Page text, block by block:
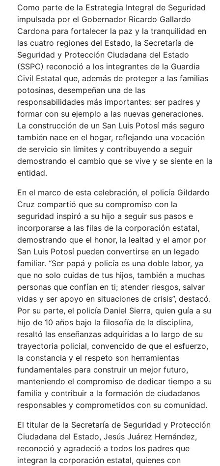
Como parte de la Estrategia Integral de Seguridad
impulsada por el Gobernador Ricardo Gallardo
Cardona para fortalecer la paz y la tranquilidad en
las cuatro regiones del Estado, la Secretaría de
Seguridad y Protección Ciudadana del Estado
(SSPC) reconoció a los integrantes de la Guardia
Civil Estatal que, además de proteger a las familias
potosinas, desempeñan una de las
responsabilidades más importantes: ser padres y
formar con su ejemplo a las nuevas generaciones.
La construcción de un San Luis Potosí más seguro
también nace en el hogar, reflejando una vocación
de servicio sin límites y contribuyendo a seguir
demostrando el cambio que se vive y se siente en la
entidad.
En el marco de esta celebración, el policía Gildardo
Cruz compartió que su compromiso con la
seguridad inspiró a su hijo a seguir sus pasos e
incorporarse a las filas de la corporación estatal,
demostrando que el honor, la lealtad y el amor por
San Luis Potosí pueden convertirse en un legado
familiar. “Ser papá y policía es una doble labor, ya
que no solo cuidas de tus hijos, también a muchas
personas que confían en ti; atender riesgos, salvar
vidas y ser apoyo en situaciones de crisis”, destacó.
Por su parte, el policía Daniel Sierra, quien guía a su
hijo de 10 años bajo la filosofía de la disciplina,
resaltó las enseñanzas adquiridas a lo largo de su
trayectoria policial, convencido de que el esfuerzo,
la constancia y el respeto son herramientas
fundamentales para construir un mejor futuro,
manteniendo el compromiso de dedicar tiempo a su
familia y contribuir a la formación de ciudadanos
responsables y comprometidos con su comunidad.
El titular de la Secretaría de Seguridad y Protección
Ciudadana del Estado, Jesús Juárez Hernández,
reconoció y agradeció a todos los padres que
integran la corporación estatal, quienes con